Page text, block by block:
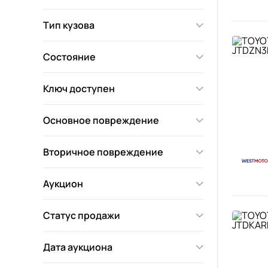
Тип кузова
Состояние
Ключ доступен
Основное повреждение
Вторичное повреждение
Аукцион
Статус продажи
Дата аукциона